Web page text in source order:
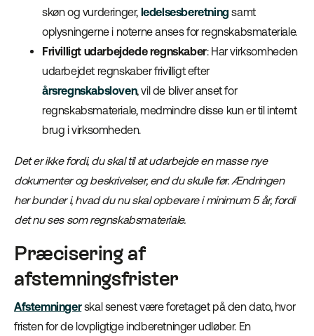
skøn og vurderinger, ledelsesberetning samt
oplysningerne i noterne anses for regnskabsmateriale.
Frivilligt udarbejdede regnskaber: Har virksomheden
udarbejdet regnskaber frivilligt efter
årsregnskabsloven, vil de bliver anset for
regnskabsmateriale, medmindre disse kun er til internt
brug i virksomheden.
Det er ikke fordi, du skal til at udarbejde en masse nye
dokumenter og beskrivelser, end du skulle før. Ændringen
her bunder i, hvad du nu skal opbevare i minimum 5 år, fordi
det nu ses som regnskabsmateriale.
Præcisering af
afstemningsfrister
Afstemningerskal senest være foretaget på den dato, hvor
fristen for de lovpligtige indberetninger udløber. En